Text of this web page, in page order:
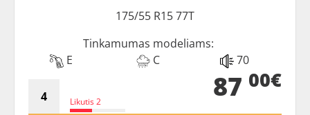
175/55 R15 77T
Tinkamumas modeliams:
E
C 70
Likutis 2 87 00€